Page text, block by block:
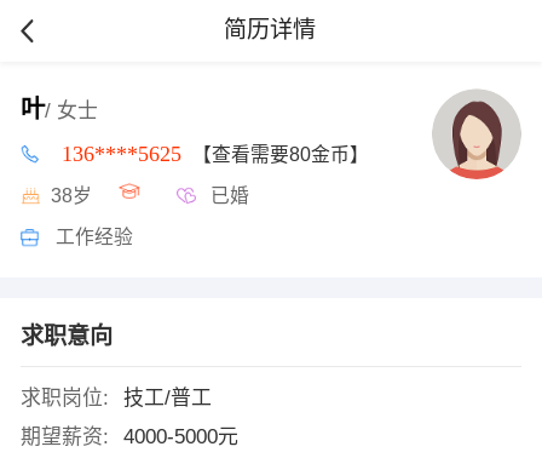
简历详情
叶/ 女士
136****5625 【查看需要80金币】
38岁 已婚
工作经验
求职意向
求职岗位:
技工/普工
期望薪资:
4000-5000元